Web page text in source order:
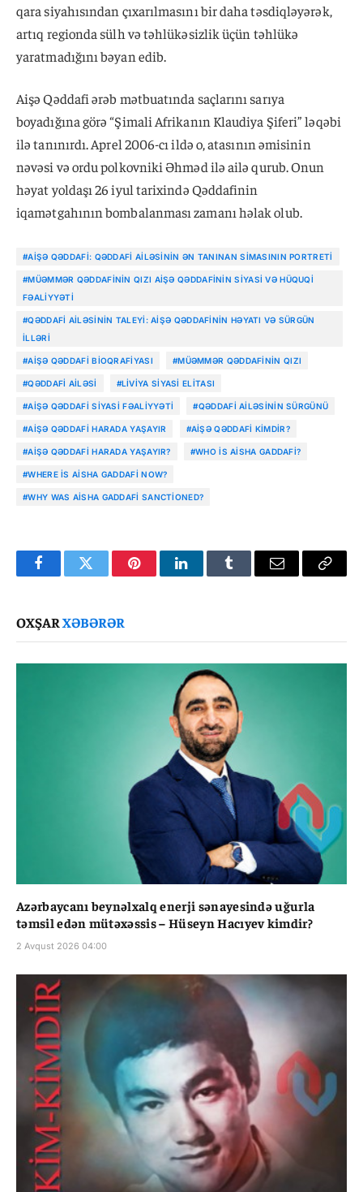
qara siyahısından çıxarılmasını bir daha təsdiqləyərək,
artıq regionda sülh və təhlükəsizlik üçün təhlükə
yaratmadığını bəyan edib.
Aişə Qəddafi ərəb mətbuatında saçlarını sarıya
boyadığına görə “Şimali Afrikanın Klaudiya Şiferi” ləqəbi
ilə tanınırdı. Aprel 2006-cı ildə o, atasının əmisinin
nəvəsi və ordu polkovniki Əhməd ilə ailə qurub. Onun
həyat yoldaşı 26 iyul tarixində Qəddafinin
iqamətgahının bombalanması zamanı həlak olub.
#AIŞƏ QƏDDAFI: QƏDDAFI AILƏSININ ƏN TANINAN SIMASININ PORTRETI
#MÜƏMMƏR QƏDDAFININ QIZI AIŞƏ QƏDDAFININ SIYASI VƏ HÜQUQI
FƏALIYYƏTI
#QƏDDAFI AILƏSININ TALEYI: AIŞƏ QƏDDAFININ HƏYATI VƏ SÜRGÜN
ILLƏRI
#AIŞƏ QƏDDAFI BIOQRAFIYASI #MÜƏMMƏR QƏDDAFININ QIZI
#QƏDDAFI AILƏSI #LIVIYA SIYASI ELITASI
#AIŞƏ QƏDDAFI SIYASI FƏALIYYƏTI #QƏDDAFI AILƏSININ SÜRGÜNÜ
#AIŞƏ QƏDDAFI HARADA YAŞAYIR #AIŞƏ QƏDDAFI KIMDIR?
#AIŞƏ QƏDDAFI HARADA YAŞAYIR? #WHO IS AISHA GADDAFI?
#WHERE IS AISHA GADDAFI NOW?
#WHY WAS AISHA GADDAFI SANCTIONED?
FacebookTwitter PinterestLinkedInTumblr Email
Copy
OXŞARXƏBƏRƏR
Azərbaycanı beynəlxalq enerji sənayesində uğurla
təmsil edən mütəxəssis – Hüseyn Hacıyev kimdir?
2 Avqust 2026 04:00